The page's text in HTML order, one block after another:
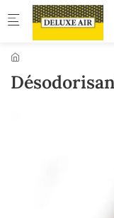
Skip to main content